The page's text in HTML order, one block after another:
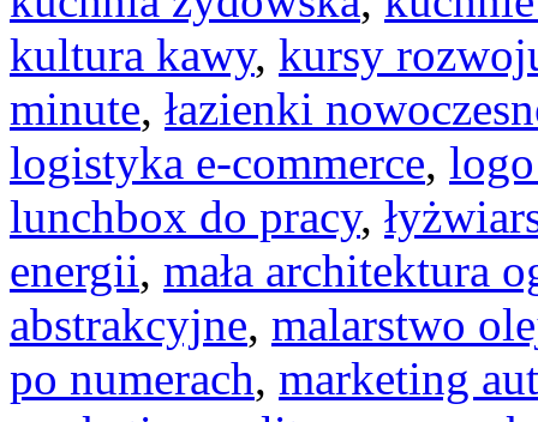
kultura kawy, kursy
minute, łazienki
logistyka e-commerce,
lunchbox do pracy,
energii, mała architektura
abstrakcyjne, malarstwo
po numerach, marketing